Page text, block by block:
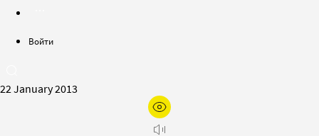
Войти
22 January 2013